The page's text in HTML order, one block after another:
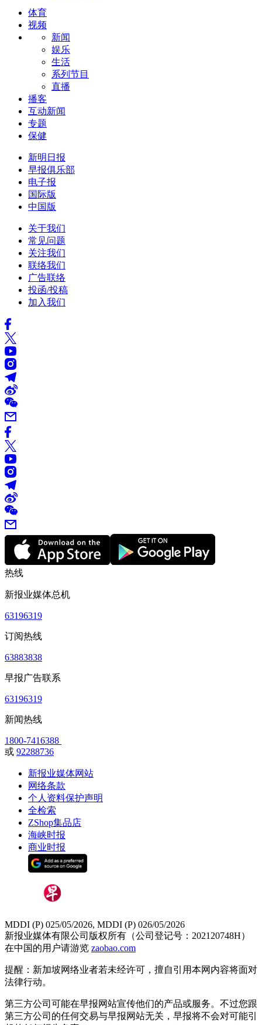
体育
视频
新闻
娱乐
生活
系列节目
直播
播客
互动新闻
专题
保健
新明日报
早报俱乐部
电子报
国际版
中国版
关于我们
常见问题
关注我们
联络我们
广告联络
投函/投稿
加入我们
热线
新报业媒体总机
63196319
订阅热线
63883838
早报广告联系
63196319
新闻热线
1800-7416388
或 92288736
新报业媒体网站
网络条款
个人资料保护声明
全检索
ZShop集品店
海峡时报
商业时报
MDDI (P) 025/05/2026, MDDI (P) 026/05/2026
新报业媒体有限公司版权所有（公司登记号：202120748H）
在中国的用户请游览 zaobao.com
提醒：新加坡网络业者若未经许可，擅自引用本网内容将面对
法律行动。
第三方公司可能在早报网站宣传他们的产品或服务。不过您跟
第三方公司的任何交易与早报网站无关，早报将不会对可能引